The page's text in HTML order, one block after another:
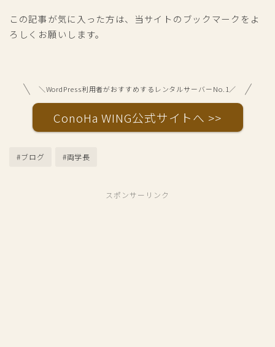
この記事が気に入った方は、当サイトのブックマークをよ
ろしくお願いします。
＼WordPress利用者がおすすめするレンタルサーバーNo.1／
ConoHa WING公式サイトへ >>
#ブログ #両学長
スポンサーリンク